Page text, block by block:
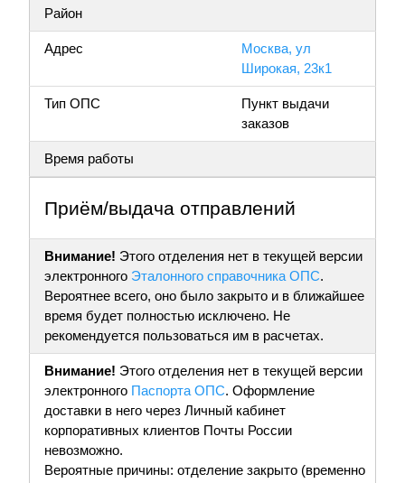
Район
Адрес
Москва, ул
Широкая, 23к1
Тип ОПС
Пункт выдачи
заказов
Время работы
Приём/выдача отправлений
Внимание! Этого отделения нет в текущей версии
электронного Эталонного справочника ОПС.
Вероятнее всего, оно было закрыто и в ближайшее
время будет полностью исключено. Не
рекомендуется пользоваться им в расчетах.
Внимание! Этого отделения нет в текущей версии
электронного Паспорта ОПС. Оформление
доставки в него через Личный кабинет
корпоративных клиентов Почты России
невозможно.
Вероятные причины: отделение закрыто (временно